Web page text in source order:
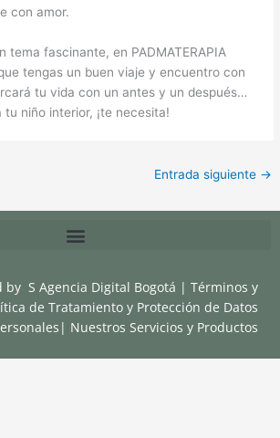
con amor.
tema fascinante, en PADMATERAPIA
tengas un buen viaje y encuentro con
tu vida con un antes y un después…
tu niño interior, ¡te necesita!
Entrada siguiente →
by S Agencia Digital Bogotá |Términos y
de Tratamiento y Protección de Datos
| Nuestros Servicios y Productos